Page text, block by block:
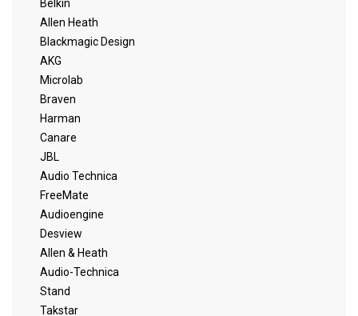
Belkin
Allen Heath
Blackmagic Design
AKG
Microlab
Braven
Harman
Canare
JBL
Audio Technica
FreeMate
Audioengine
Desview
Allen & Heath
Audio-Technica
Stand
Takstar